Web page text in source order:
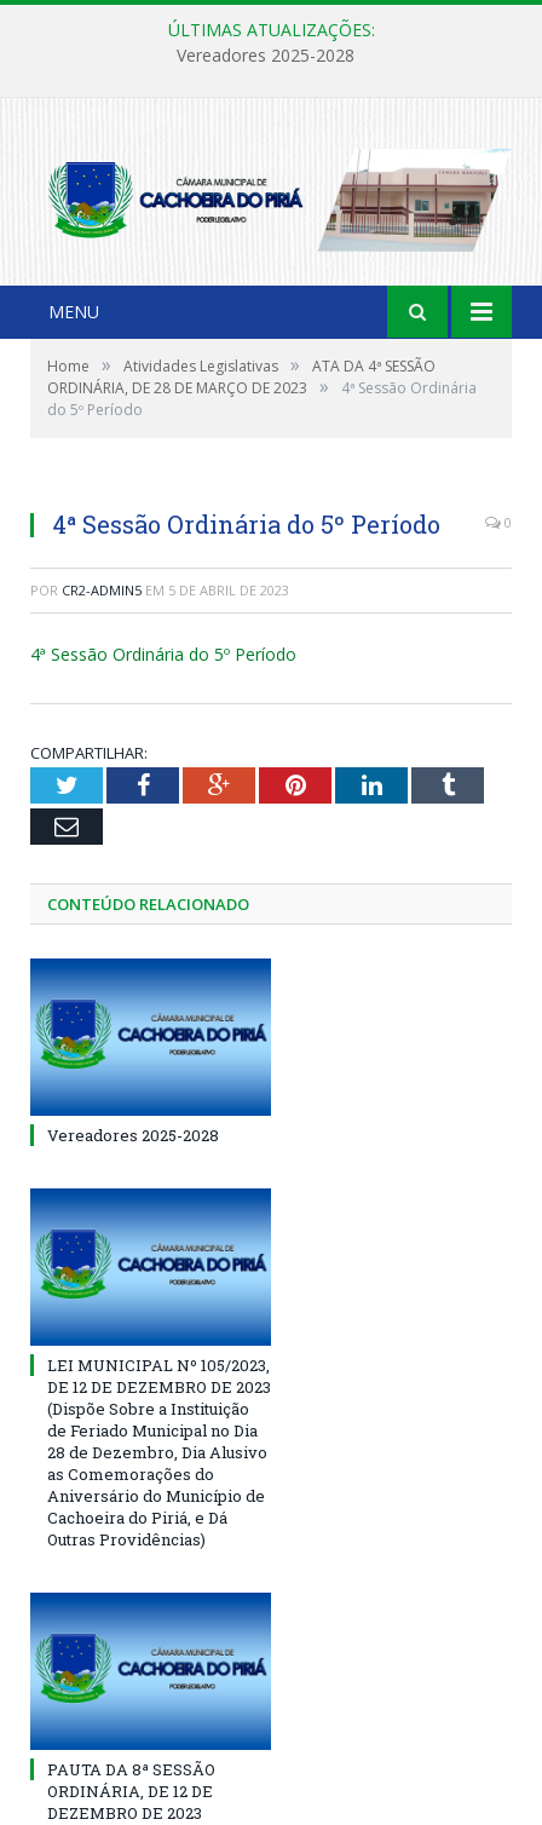
ÚLTIMAS ATUALIZAÇÕES:
Vereadores 2025-2028
MENU
Home » Atividades Legislativas »
ATA DA 4ª SESSÃO
ORDINÁRIA, DE 28 DE MARÇO DE 2023
»
4ª Sessão Ordinária
do 5º Período
4ª Sessão Ordinária do 5º Período 0
POR CR2-ADMIN5 EM 5 DE ABRIL DE 2023
4ª Sessão Ordinária do 5º Período
COMPARTILHAR:
TwitterFacebookGoogle+PinterestLinkedInTumblr
Email
CONTEÚDO RELACIONADO
Vereadores 2025-2028
LEI MUNICIPAL Nº 105/2023,
DE 12 DE DEZEMBRO DE 2023
(Dispõe Sobre a Instituição
de Feriado Municipal no Dia
28 de Dezembro, Dia Alusivo
as Comemorações do
Aniversário do Município de
Cachoeira do Piriá, e Dá
Outras Providências)
PAUTA DA 8ª SESSÃO
ORDINÁRIA, DE 12 DE
DEZEMBRO DE 2023